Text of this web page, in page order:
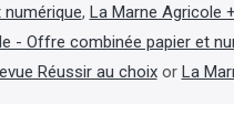
, La Marne Agricole
- Offre combinée papier et
Réussir au choixor La
d’un décret paru au Journal
31 juillet, les inspecteurs de
d’une caméra piéton afin de